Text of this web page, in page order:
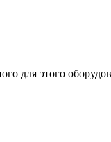
для этого